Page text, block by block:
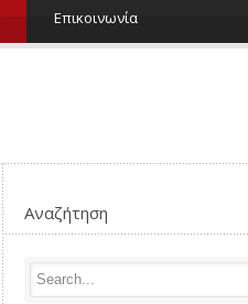
Επικοινωνία
Αναζήτηση